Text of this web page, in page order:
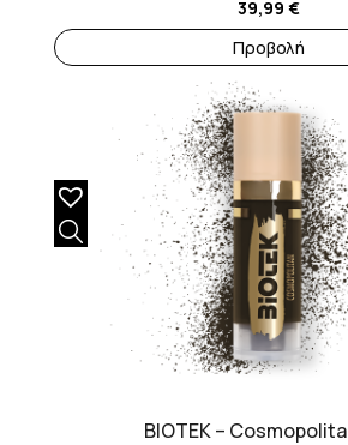
39,99 €
Προβολή
BIOTEK –